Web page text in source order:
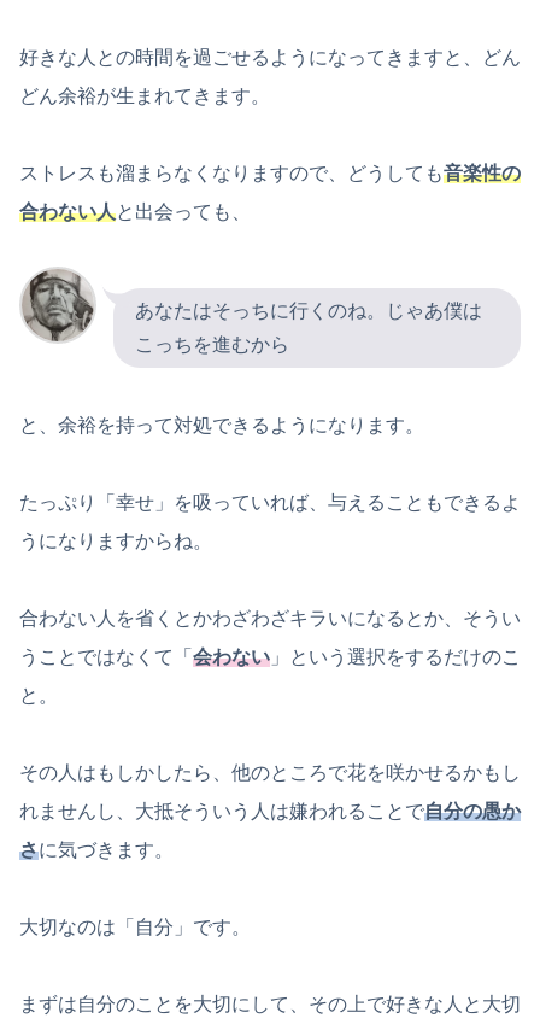
好きな人との時間を過ごせるようになってきますと、どん
どん余裕が生まれてきます。
ストレスも溜まらなくなりますので、どうしても音楽性の
合わない人と出会っても、
あなたはそっちに行くのね。じゃあ僕は
こっちを進むから
と、余裕を持って対処できるようになります。
たっぷり「幸せ」を吸っていれば、与えることもできるよ
うになりますからね。
合わない人を省くとかわざわざキラいになるとか、そうい
うことではなくて「 会わない 」という選択をするだけのこ
と。
その人はもしかしたら、他のところで花を咲かせるかもし
れませんし、大抵そういう人は嫌われることで自分の愚か
さに気づきます。
大切なのは「自分」です。
まずは自分のことを大切にして、その上で好きな人と大切